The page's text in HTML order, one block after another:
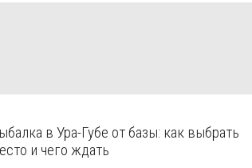
в Ура-Губе от базы: как выбрать
и чего ждать